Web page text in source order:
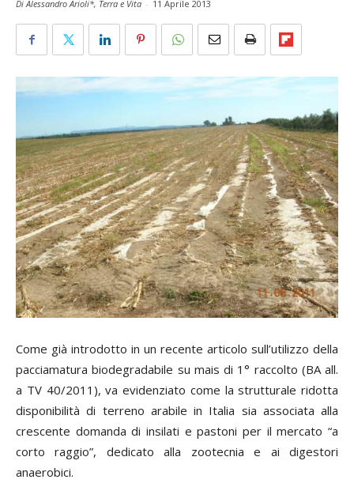
Di Alessandro Arioli*, Terra e Vita - 11 Aprile 2013
Come già introdotto in un recente articolo sull’utilizzo della
pacciamatura biodegradabile su mais di 1° raccolto (BA all.
a TV 40/2011), va evidenziato come la strutturale ridotta
disponibilità di terreno arabile in Italia sia associata alla
crescente domanda di insilati e pastoni per il mercato “a
corto raggio”, dedicato alla zootecnia e ai digestori
anaerobici.